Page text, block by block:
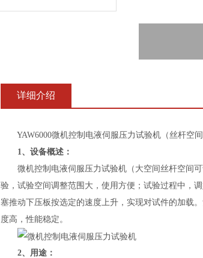
详细介绍
YAW6000微机控制电液伺服压力试验机（丝杆空间
1、设备概述：
微机控制电液伺服压力试验机（大空间丝杆空间可
验，试验空间调整范围大，使用方便；试验过程中，
塞推动下压板按选定的速度上升，实现对试件的加载
度高，性能稳定。
2、用途：